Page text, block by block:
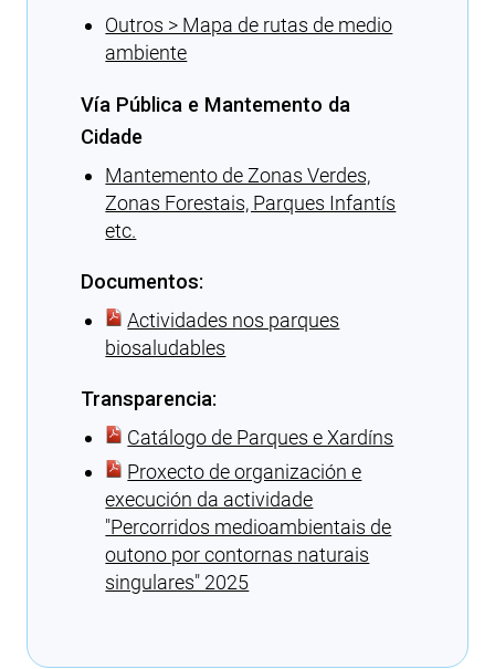
Outros > Mapa de rutas de medio
ambiente
Vía Pública e Mantemento da
Cidade
Mantemento de Zonas Verdes,
Zonas Forestais, Parques Infantís
etc.
Documentos:
Actividades nos parques
biosaludables
Transparencia:
Catálogo de Parques e Xardíns
Proxecto de organización e
execución da actividade
″Percorridos medioambientais de
outono por contornas naturais
singulares″ 2025